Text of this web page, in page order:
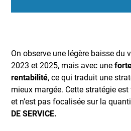
On observe une légère baisse du
2023 et 2025, mais avec une
rentabilité, ce qui traduit une
mieux margée. Cette stratégie
et n’est pas focalisée sur la
DE SERVICE.